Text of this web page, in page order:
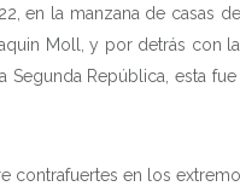
en la manzana de casas
Moll, y por detrás con
República, esta
en los